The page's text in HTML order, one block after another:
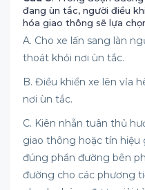
đang ùn tắc, người điều
hóa giao thông sẽ lựa
A. Cho xe lấn sang làn
thoát khỏi nơi ùn tắc.
B. Điều khiển xe lên vỉa
nơi ùn tắc.
C. Kiên nhẫn tuân thủ
giao thông hoặc tín hiệu
đúng phần đường bên
đường cho các phương